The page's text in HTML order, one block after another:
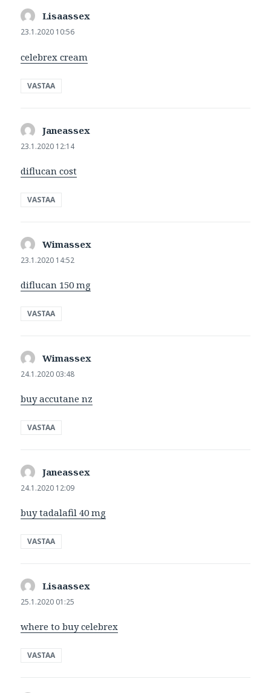
Lisaassex
23.1.2020 10:56
celebrex cream
VASTAA
Janeassex
23.1.2020 12:14
diflucan cost
VASTAA
Wimassex
23.1.2020 14:52
diflucan 150 mg
VASTAA
Wimassex
24.1.2020 03:48
buy accutane nz
VASTAA
Janeassex
24.1.2020 12:09
buy tadalafil 40 mg
VASTAA
Lisaassex
25.1.2020 01:25
where to buy celebrex
VASTAA